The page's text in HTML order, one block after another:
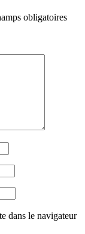
obligatoires
dans le navigateur